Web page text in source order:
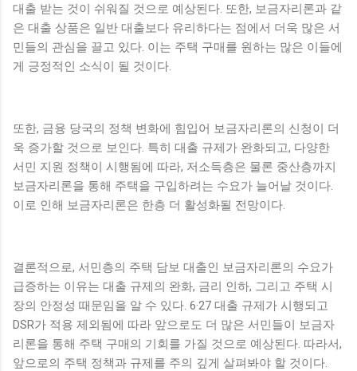
대출 받는 것이 쉬워질 것으로 예상된다. 또한, 보금자리론과 같
은 대출 상품은 일반 대출보다 유리하다는 점에서 더욱 많은 서
민들의 관심을 끌고 있다. 이는 주택 구매를 원하는 많은 이들에
게 긍정적인 소식이 될 것이다.
또한, 금융 당국의 정책 변화에 힘입어 보금자리론의 신청이 더
욱 증가할 것으로 보인다. 특히 대출 규제가 완화되고, 다양한
서민 지원 정책이 시행됨에 따라, 저소득층은 물론 중산층까지
보금자리론을 통해 주택을 구입하려는 수요가 늘어날 것이다.
이로 인해 보금자리론은 한층 더 활성화될 전망이다.
결론적으로, 서민층의 주택 담보 대출인 보금자리론의 수요가
급증하는 이유는 대출 규제의 완화, 금리 인하, 그리고 주택 시
장의 안정성 때문임을 알 수 있다. 6·27 대출 규제가 시행되고
DSR가 적용 제외됨에 따라 앞으로도 더 많은 서민들이 보금자
리론을 통해 주택 구매의 기회를 가질 것으로 예상된다. 따라서,
앞으로의 주택 정책과 규제를 주의 깊게 살펴봐야 할 것이다.